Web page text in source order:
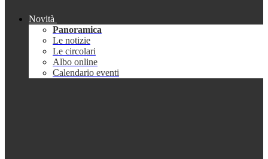
Novità
Panoramica
Le notizie
Le circolari
Albo online
Calendario eventi